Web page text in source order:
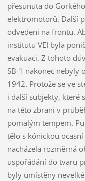
přesunuta do
elektromotorů. Další
odvedeni na frontu.
institutu VEI byla
evakuaci. Z tohoto
SB-1 nakonec nebyly
1942. Protože se ve
i další subjekty, které
na této zbrani v
pomalým tempem.
tělo s kónickou
nacházela rozměrná
uspořádání do tvaru
byly umístěny